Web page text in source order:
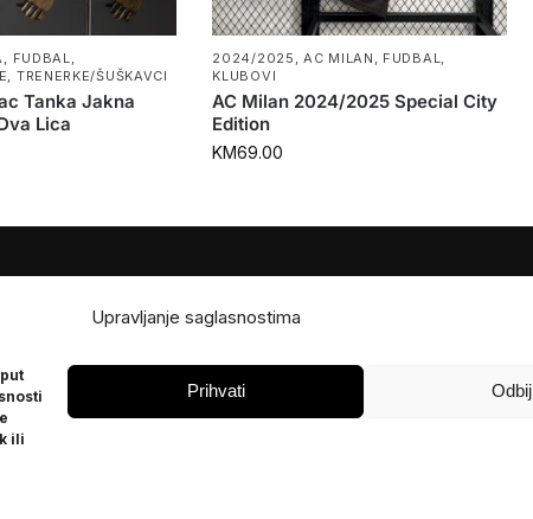
Upravljanje saglasnostima
ili
Prihvati Odbij
, FUDBAL,
, TRENERKE/ŠUŠKAVCI
Tanka Jakna
Lica
2024/2025 ,AC MILAN , FUDBAL,
KLUBOVI
AC Milan 2024/2025 Special City
Edition
KM69.00
POMOĆ
Politika privatnosti